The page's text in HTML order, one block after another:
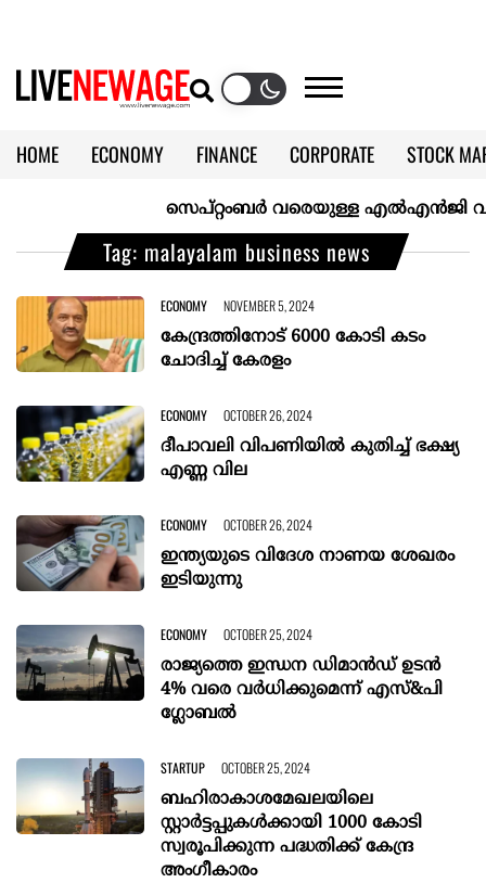
HOME ECONOMY FINANCE CORPORATE
STOCK
KERALA @70
സെപ്റ്റംബർ വരെയുള്ള എൽഎൻജി
Tag: malayalam business news
ECONOMY NOVEMBER 5, 2024
കേന്ദ്രത്തിനോട് 6000 കോടി കടം
ചോദിച്ച് കേരളം
ECONOMY OCTOBER 26, 2024
ദീപാവലി വിപണിയിൽ കുതിച്ച് ഭക്ഷ്യ
എണ്ണ വില
ECONOMY OCTOBER 26, 2024
ഇന്ത്യയുടെ വിദേശ നാണയ ശേഖരം
ഇടിയുന്നു
ECONOMY OCTOBER 25, 2024
രാജ്യത്തെ ഇന്ധന ഡിമാൻഡ് ഉടൻ
4% വരെ വർധിക്കുമെന്ന് എസ്&പി
ഗ്ലോബൽ
STARTUP OCTOBER 25, 2024
ബഹിരാകാശമേഖലയിലെ
സ്റ്റാർട്ടപ്പുകൾക്കായി 1000 കോടി
സ്വരൂപിക്കുന്ന പദ്ധതിക്ക് കേന്ദ്ര
അംഗീകാരം